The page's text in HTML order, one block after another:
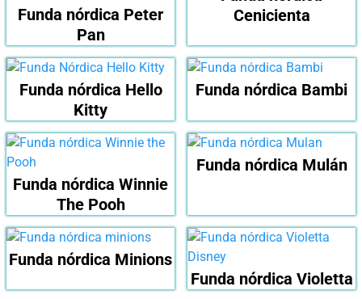
Funda nórdica Peter
Pan
Cenicienta
Funda nórdica Hello
Kitty
Funda nórdica Bambi
Funda nórdica Winnie
The Pooh
Funda nórdica Mulán
Funda nórdica Minions
Funda nórdica Violetta